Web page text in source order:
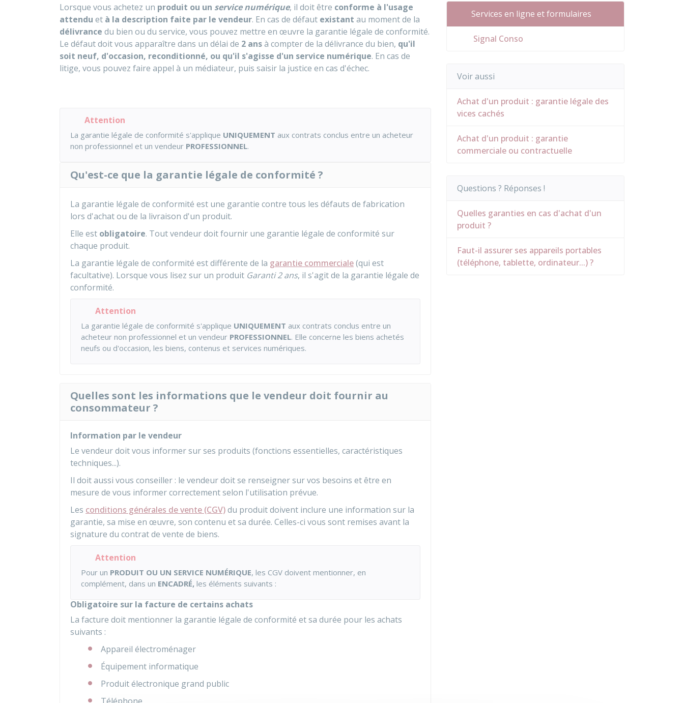
Lorsque vous achetez un produit ou un service numérique, il doit être conforme à l'usage
attendu et à la description faite par le vendeur. En cas de défaut existant au moment de la
délivrance du bien ou du service, vous pouvez mettre en œuvre la garantie légale de conformité.
Le défaut doit vous apparaître dans un délai de 2 ansà compter de la délivrance du bien, qu'il
soit neuf, d'occasion, reconditionné, ou qu'il s'agisse d'un service numérique. En cas de
litige, vous pouvez faire appel à un médiateur, puis saisir la justice en cas d'échec.
Attention
La garantie légale de conformité s'applique UNIQUEMENT aux contrats conclus entre un acheteur
non professionnel et un vendeur PROFESSIONNEL.
Qu'est-ce que la garantie légale de conformité ?
La garantie légale de conformité est une garantie contre tous les défauts de fabrication
lors d'achat ou de la livraison d'un produit.
Elle est obligatoire. Tout vendeur doit fournir une garantie légale de conformité sur
chaque produit.
La garantie légale de conformité est différente de la garantie commerciale(qui est
facultative). Lorsque vous lisez sur un produit Garanti 2 ans, il s'agit de la garantie légale de
conformité.
Attention
La garantie légale de conformité s'applique UNIQUEMENT aux contrats conclus entre un
acheteur non professionnel et un vendeur PROFESSIONNEL. Elle concerne les biens achetés
neufs ou d'occasion, les biens, contenus et services numériques.
Quelles sont les informations que le vendeur doit fournir au
consommateur ?
Information par le vendeur
Le vendeur doit vous informer sur ses produits (fonctions essentielles, caractéristiques
techniques...).
Il doit aussi vous conseiller : le vendeur doit se renseigner sur vos besoins et être en
mesure de vous informer correctement selon l'utilisation prévue.
Les conditions générales de vente (CGV)du produit doivent inclure une information sur la
garantie, sa mise en œuvre, son contenu et sa durée. Celles-ci vous sont remises avant la
signature du contrat de vente de biens.
Attention
Pour un PRODUIT OU UN SERVICE NUMÉRIQUE, les CGV doivent mentionner, en
complément, dans un ENCADRÉ, les éléments suivants :
Obligatoire sur la facture de certains achats
La facture doit mentionner la garantie légale de conformité et sa durée pour les achats
suivants :
Appareil électroménager
Équipement informatique
Produit électronique grand public
Services en ligne et formulaires
Signal Conso
Voir aussi
Achat d'un produit : garantie légale des
vices cachés
Achat d'un produit : garantie
commerciale ou contractuelle
Questions ? Réponses !
Quelles garanties en cas d'achat d'un
produit ?
Faut-il assurer ses appareils portables
(téléphone, tablette, ordinateur...) ?